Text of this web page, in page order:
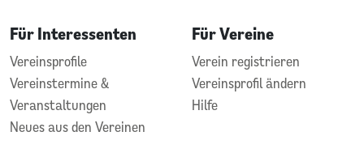
Für Interessenten
Vereinsprofile
Vereinstermine &
Veranstaltungen
Neues aus den Vereinen
Für Vereine
Verein registrieren
Vereinsprofil ändern
Hilfe